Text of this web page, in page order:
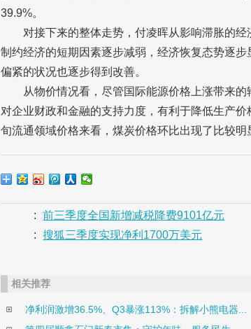
39.9%。
对接下来的整体走势，付凌晖从影响滞胀的
制约经济的短期因素逐步减弱，经济恢复态势逐
偏紧的状况也逐步得到改善。
从物价情况看，尽管国际能源价格上涨带来
对企业财政和金融的支持力度，有利于降低生产
旬流通领域价格来看，煤炭价格环比出现了比较明
:
前三季度全国新增减税降费9101亿元
:
搜狐三季度实现净利1700万美元
相关推荐
净利润激增36.5%、Q3暴涨113%：拆解小熊电器...